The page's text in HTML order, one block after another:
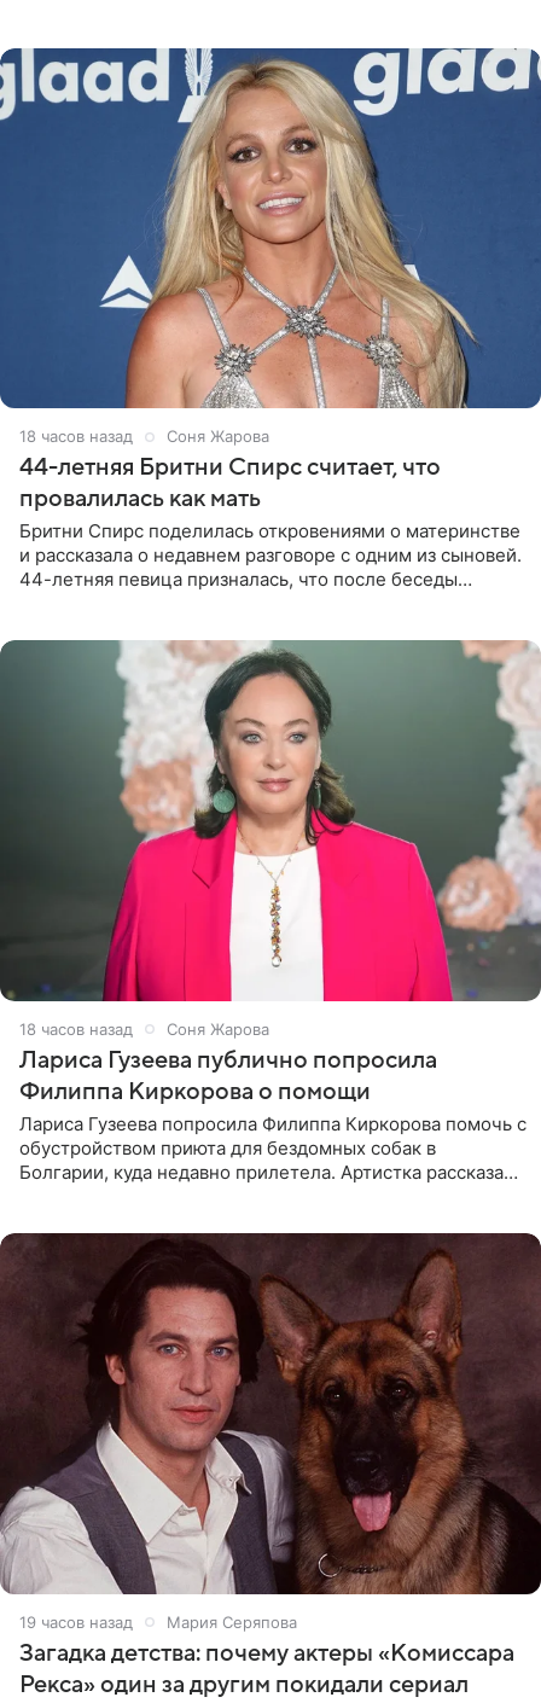
18 часов назад Соня Жарова
44-летняя Бритни Спирс считает, что
провалилась как мать
Бритни Спирс поделилась откровениями о материнстве
и рассказала о недавнем разговоре с одним из сыновей.
44-летняя певица призналась, что после беседы
18 часов назад Соня Жарова
Лариса Гузеева публично попросила
Филиппа Киркорова о помощи
Лариса Гузеева попросила Филиппа Киркорова помочь с
обустройством приюта для бездомных собак в
Болгарии, куда недавно прилетела. Артистка рассказала
19 часов назад Мария Серяпова
Загадка детства: почему актеры «Комиссара
Рекса» один за другим покидали сериал